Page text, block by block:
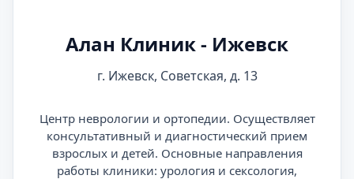
Алан Клиник - Ижевск
г. Ижевск, Советская, д. 13
Центр неврологии и ортопедии. Осуществляет
консультативный и диагностический прием
взрослых и детей. Основные направления
работы клиники: урология и сексология,